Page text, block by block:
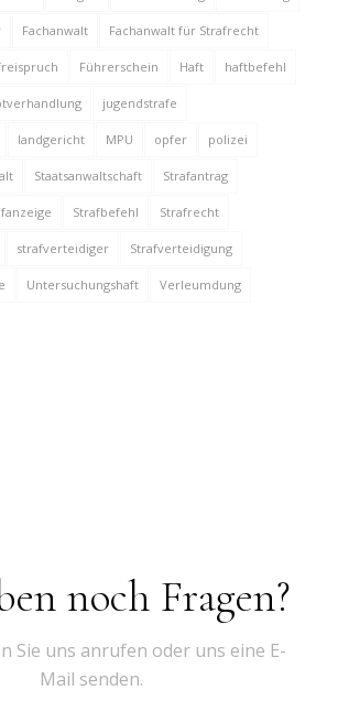
Fachanwalt Fachanwalt für Strafrecht
Führerschein Haft haftbefehl
jugendstrafe
landgericht MPU opfer polizei
Staatsanwaltschaft Strafantrag
Strafbefehl Strafrecht
strafverteidiger Strafverteidigung
Untersuchungshaft Verleumdung
noch Fragen?
Sie uns anrufen oder uns eine E-
Mail senden.